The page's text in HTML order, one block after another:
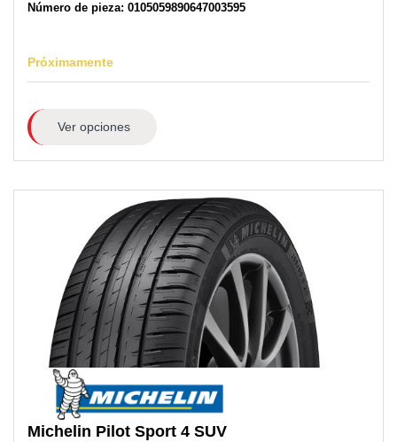
Número de pieza: 0105059890647003595
Próximamente
Ver opciones
Michelin Pilot Sport 4 SUV